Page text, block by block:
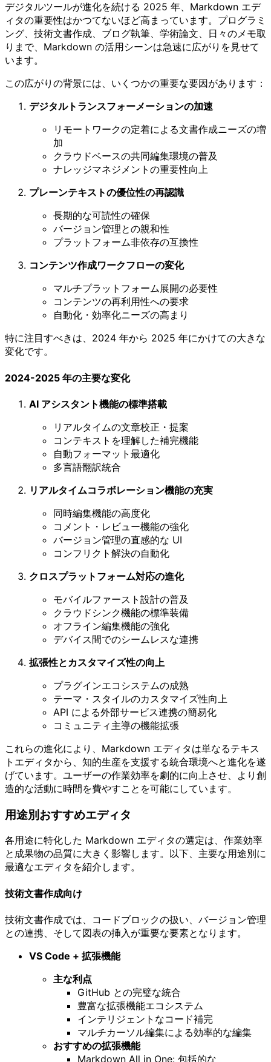
デジタルツールが進化を続ける 2025 年、Markdown エデ
ィタの重要性はかつてないほど高まっています。プログラミ
ング、技術文書作成、ブログ執筆、学術論文、日々のメモ取
りまで、Markdown の活用シーンは急速に広がりを見せて
います。
この広がりの背景には、いくつかの重要な要因があります：
デジタルトランスフォーメーションの加速
リモートワークの定着による文書作成ニーズの増
加
クラウドベースの共同編集環境の普及
ナレッジマネジメントの重要性向上
プレーンテキストの優位性の再認識
長期的な可読性の確保
バージョン管理との親和性
プラットフォーム非依存の互換性
コンテンツ作成ワークフローの変化
マルチプラットフォーム展開の必要性
コンテンツの再利用性への要求
自動化・効率化ニーズの高まり
特に注目すべきは、2024 年から 2025 年にかけての大きな
変化です。
2024-2025 年の主要な変化
AI アシスタント機能の標準搭載
リアルタイムの文章校正・提案
コンテキストを理解した補完機能
自動フォーマット最適化
多言語翻訳統合
リアルタイムコラボレーション機能の充実
同時編集機能の高度化
コメント・レビュー機能の強化
バージョン管理の直感的な UI
コンフリクト解決の自動化
クロスプラットフォーム対応の進化
モバイルファースト設計の普及
クラウドシンク機能の標準装備
オフライン編集機能の強化
デバイス間でのシームレスな連携
拡張性とカスタマイズ性の向上
プラグインエコシステムの成熟
テーマ・スタイルのカスタマイズ性向上
API による外部サービス連携の簡易化
コミュニティ主導の機能拡張
これらの進化により、Markdown エディタは単なるテキス
トエディタから、知的生産を支援する統合環境へと進化を遂
げています。ユーザーの作業効率を劇的に向上させ、より創
造的な活動に時間を費やすことを可能にしています。
用途別おすすめエディタ
各用途に特化した Markdown エディタの選定は、作業効率
と成果物の品質に大きく影響します。以下、主要な用途別に
最適なエディタを紹介します。
技術文書作成向け
技術文書作成では、コードブロックの扱い、バージョン管理
との連携、そして図表の挿入が重要な要素となります。
VS Code + 拡張機能
主な利点
GitHub との完璧な統合
豊富な拡張機能エコシステム
インテリジェントなコード補完
マルチカーソル編集による効率的な編集
おすすめの拡張機能
Markdown All in One: 包括的な